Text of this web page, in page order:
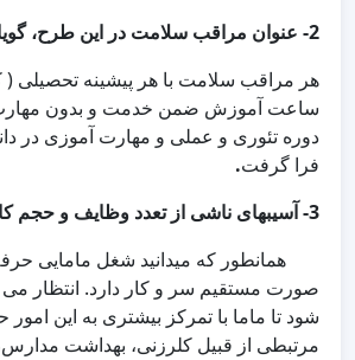
2- عنوان مراقب سلامت در این طرح،
هر مراقب سلامت با هر پیشینه تحصیلی (
ساعت آموزش ضمن خدمت و بدون مهارت
دوره تئوری و عملی و مهارت آموزی در
فرا گرفت.
3- آسیبهای ناشی از تعدد وظایف و حجم
همانطور که میدانید شغل مامایی
صورت مستقیم سر و کار دارد. انتظار می
شود تا ماما با تمرکز بیشتری به این
مرتبطی از قبیل کلرزنی، بهداشت